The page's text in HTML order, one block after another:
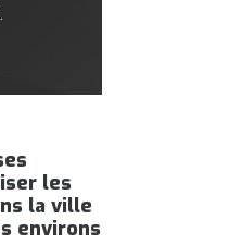
les
la ville
environs